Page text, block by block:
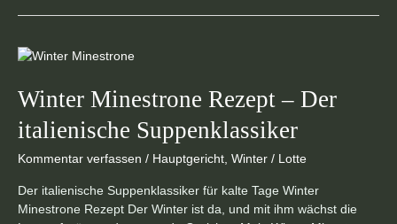
Winter Minestrone Rezept – Der
italienische Suppenklassiker
Kommentar verfassen / Hauptgericht, Winter / Lotte
Der italienische Suppenklassiker für kalte Tage Winter
Minestrone Rezept Der Winter ist da, und mit ihm wächst die
Winter
Rezept
Der
Suppenklassiker